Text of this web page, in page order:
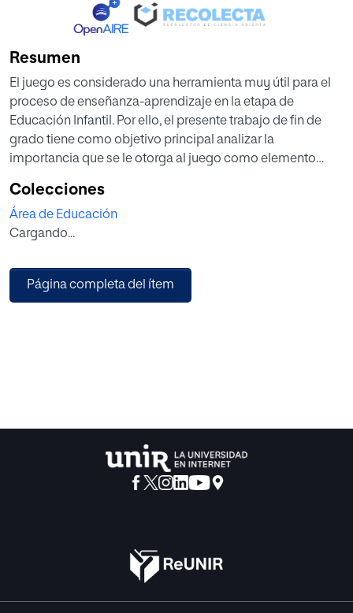
Resumen
El juego es considerado una herramienta muy útil para el
proceso de enseñanza-aprendizaje en la etapa de
Educación Infantil. Por ello, el presente trabajo de fin de
grado tiene como objetivo principal analizar la
importancia que se le otorga al juego como elemento
Para ello, utilizaremos una metodología cualitativa, y a
través de la observación analizaremos cómo el niño lleva
a término el juego, ya sea en la escuela de educación
Los resultados obtenidos nos permiten afirmar que la
escuela utiliza el juego como recurso didáctico de
Colecciones
Área de Educación
Cargando...
Página completa del ítem